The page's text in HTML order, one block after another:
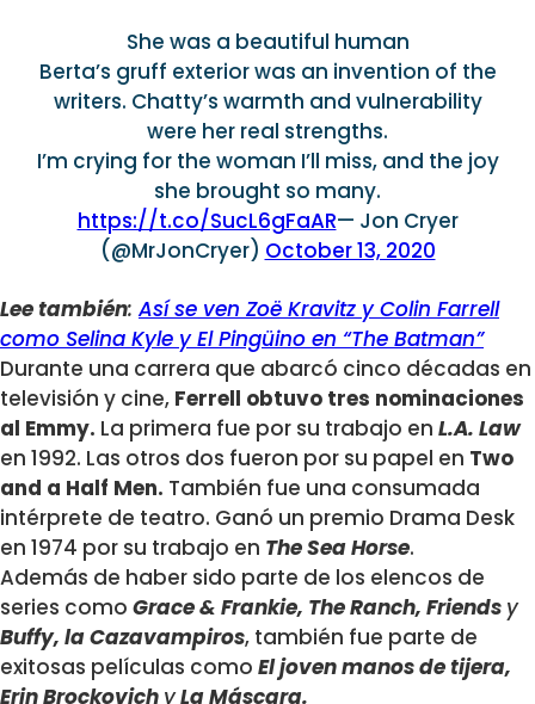
She was a beautiful human
Berta’s gruff exterior was an invention of the
writers. Chatty’s warmth and vulnerability
were her real strengths.
I’m crying for the woman I’ll miss, and the joy
she brought so many.
https://t.co/SucL6gFaAR— Jon Cryer
(@MrJonCryer) October 13, 2020
Lee también: Así se ven Zoë Kravitz y Colin Farrell
como Selina Kyle y El Pingüino en “The Batman”
Durante una carrera que abarcó cinco décadas en
televisión y cine, Ferrell obtuvo tres nominaciones
al Emmy. La primera fue por su trabajo en L.A. Law
en 1992. Las otros dos fueron por su papel en Two
and a Half Men. También fue una consumada
intérprete de teatro. Ganó un premio Drama Desk
en 1974 por su trabajo en The Sea Horse.
Además de haber sido parte de los elencos de
series como Grace & Frankie, The Ranch, Friends y
Buffy, la Cazavampiros, también fue parte de
exitosas películas como El joven manos de tijera,
Erin Brockovich yLa Máscara.